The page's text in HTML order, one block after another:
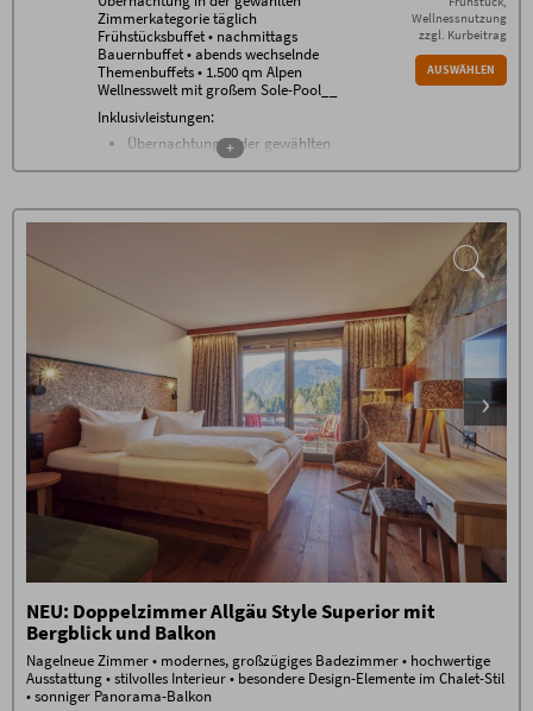
Zimmerkategorie täglich
Frühstücksbuffet • nachmittags
Bauernbuffet • abends wechselnde
Themenbuffets • 1.500 qm Alpen
Wellnesswelt mit großem Sole-Pool__
Inklusivleistungen:
Übernachtung in der gewählten
Zimmerkategorie
nachmittags Bauernbuffet
abends wechselnde Themenbuffets
Sole-Pool, großem Natur-Badesee,
Allgäuer Sauna Alpe, Steinbad,
Allgäuer Flachsbad, Backstüble,
Mühlraddusche, Wellness-
Wohnzimmer, Raum der Stille,
Panorama-Ruheraum, Ruhe-Tenne
mit Wasserbetten sowie der grünen
Garten-Oase
Fitnessraum mit neuesten Geräten
von Technogym*
täglich Oberstdorfer Steinewasser,
Tee und Saunabrot an der
Wellnessbar
gemeinsamer Wanderung, Live-
Musik, Feuerabend u.v.m.
Buchungsbedingungen
Es gelten die Buchungsbedingungen(PDF) des
Hotel Oberstdorf, Reute 20, D-87561 Oberstdorf.
+
Wellnessnutzung
zzgl. Kurbeitrag
AUSWÄHLEN
NEU: Doppelzimmer Allgäu Style Superior mit
Bergblick und Balkon
Nagelneue Zimmer • modernes, großzügiges Badezimmer • hochwertige
Ausstattung • stilvolles Interieur • besondere Design-Elemente im Chalet-Stil
• sonniger Panorama-Balkon